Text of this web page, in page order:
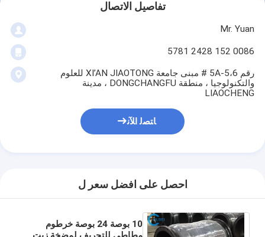
تفاصيل الاتصال
Mr. Yuan
0086 152 2428 5781
رقم 5A-5،6 # مبنى جامعة XI’AN JIAOTONG للعلوم
والتكنولوجيا ، منطقة DONGCHANGFU ، مدينة
LIAOCHENG
ﺎﺘﺼﻟ ﺍﻶﻧ
احصل على افضل سعر ل
10 بوصة 24 بوصة خرطوم